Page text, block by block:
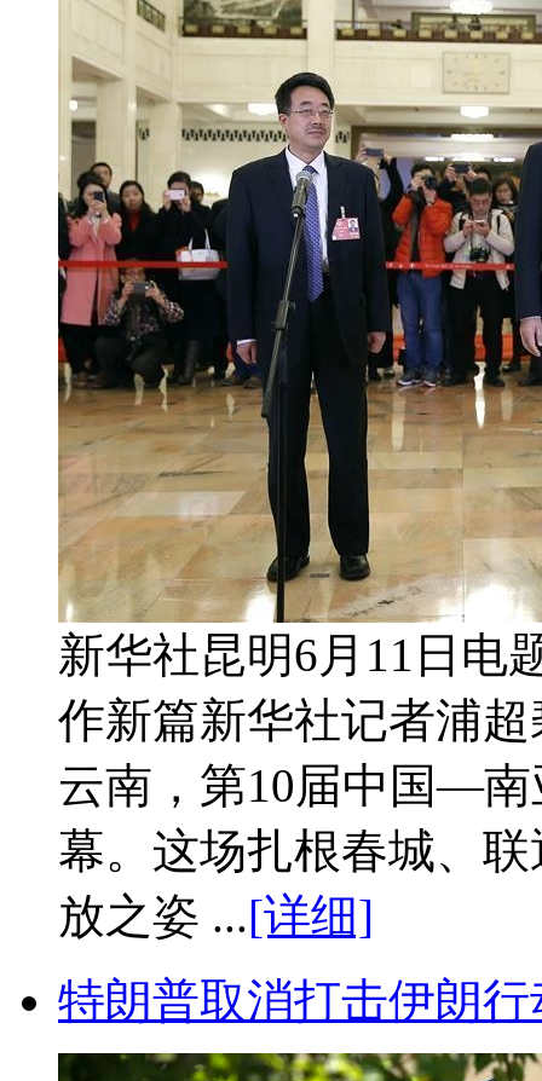
新华社昆明6月11日电
作新篇新华社记者浦
云南，第10届中国—南
幕。这场扎根春城、
放之姿 ...[详细]
特朗普取消打击伊朗行